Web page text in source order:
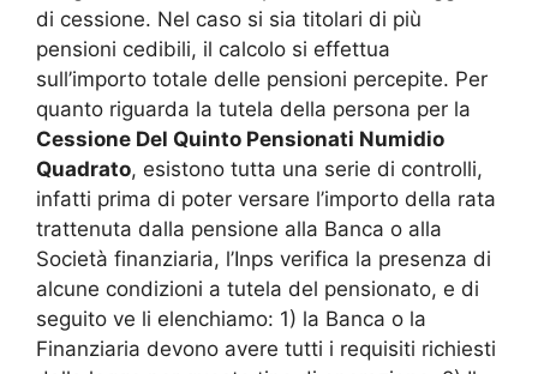
di cessione. Nel caso si sia titolari di più
pensioni cedibili, il calcolo si effettua
sull’importo totale delle pensioni percepite. Per
quanto riguarda la tutela della persona per la
Cessione Del Quinto Pensionati Numidio
Quadrato, esistono tutta una serie di controlli,
infatti prima di poter versare l’importo della rata
trattenuta dalla pensione alla Banca o alla
Società finanziaria, l’Inps verifica la presenza di
alcune condizioni a tutela del pensionato, e di
seguito ve li elenchiamo: 1) la Banca o la
Finanziaria devono avere tutti i requisiti richiesti